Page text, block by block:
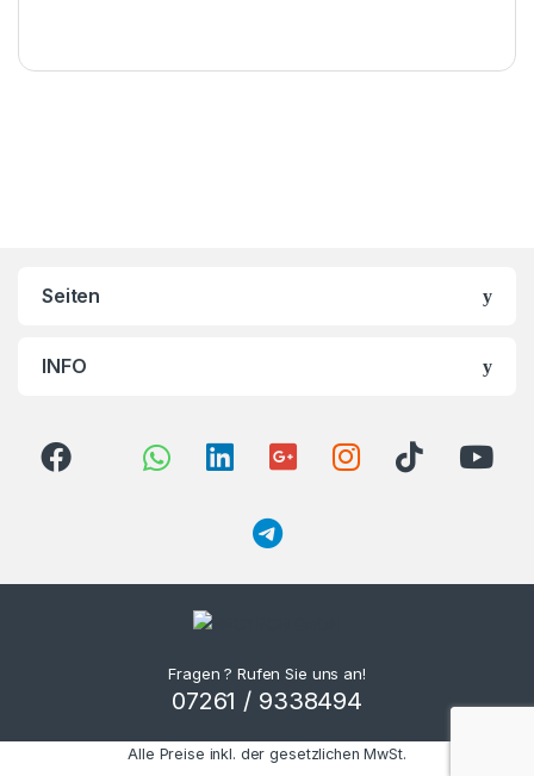
Seiten
INFO
Fragen ? Rufen Sie uns an!
07261 / 9338494
Alle Preise inkl. der gesetzlichen MwSt.